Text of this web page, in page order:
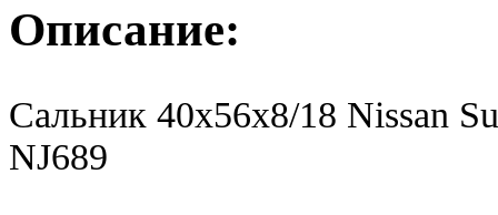
Описание:
Сальник 40x56x8/18 Nissan
NJ689